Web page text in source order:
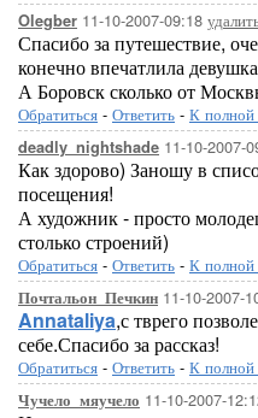
Olegber 11-10-2007-09:18
Спасибо за путешествие,
конечно впечатлила
А Боровск сколько от
Обратиться - Ответить - К полной
deadly_nightshade 11-10-2007-
Как здорово) Заношу в
посещения!
А художник - просто
столько строений)
Обратиться - Ответить - К полной
Почтальон_Печкин 11-10-2007-
Annataliya,с тврего
себе.Спасибо за рассказ!
Обратиться - Ответить - К полной
Чучело_мяучело 11-10-2007-